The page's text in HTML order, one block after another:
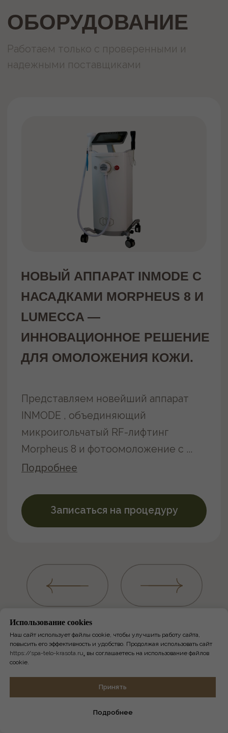
Использование сookies
Наш сайт использует файлы cookie, чтобы улучшить работу сайта,
повысить его эффективность и удобство. Продолжая использовать сайт
https://spa-telo-krasota.ru, вы соглашаетесь на использование файлов
cookie.
Принять
Подробнее
2020-2025
Акции
Абонементы
Оборудование
Контакты
запись